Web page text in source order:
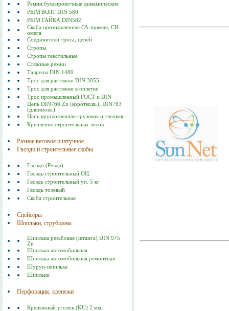
Ремни буксировочные динамические
РЫМ БОЛТ DIN 580
РЫМ ГАЙКА DIN582
Скоба промышленная СА-прямая, СИ-
омега
Соединители троса, цепей
Стропы
Стропы текстильные
Стяжные ремни
Талрепы DIN 1480
Трос для растяжки DIN 3055
Трос для растяжки в оплетке
Трос промышленный ГОСТ и DIN
Цепь DIN766 Zn (короткозв.), DIN763
(длиннозв.)
Цепь круглозвенная грузовая и тяговая
Крепление строительных лесов
Разное весовое и штучное
Гвозди и строительные скобы
Гвозди (Ревда)
Гвоздь строительный ОЦ.
Гвоздь строительный уп. 5 кг
Гвоздь толевый
Скоба строительная
Спейсеры
Шпильки, струбцины
Шпилька резьбовая (штанга) DIN 975
Zn
Шпилька автомобильная
Шпилька автомобильная ремонтная
Шуруп-шпилька
Шпильки
Перфорация, крепежи
Крепежный уголок (KU) 2 мм.